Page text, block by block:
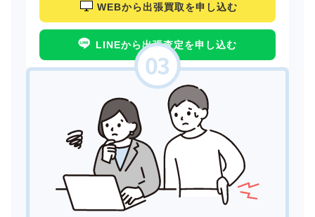
WEBから出張買取を申し込む
LINEから出張査定を申し込む